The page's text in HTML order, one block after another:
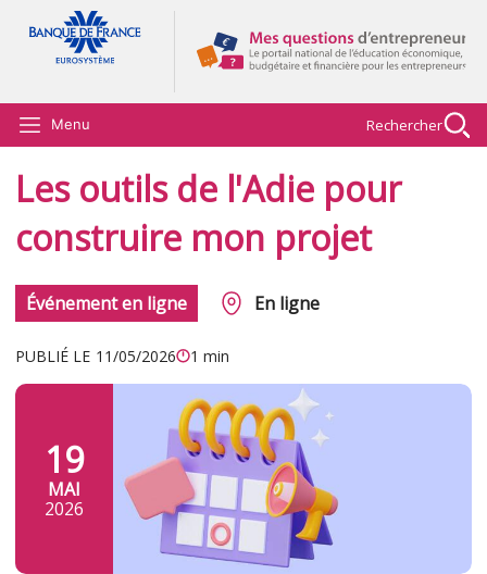
Aller au contenu principal
Menu Rechercher
Les outils de l'Adie pour
construire mon projet
Événement en ligne En ligne
PUBLIÉ LE 11/05/2026 1 min
19
MAI
2026